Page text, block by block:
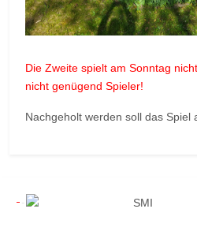
Die Zweite spielt am Sonntag
nicht genügend Spieler!
Nachgeholt werden soll das Spiel